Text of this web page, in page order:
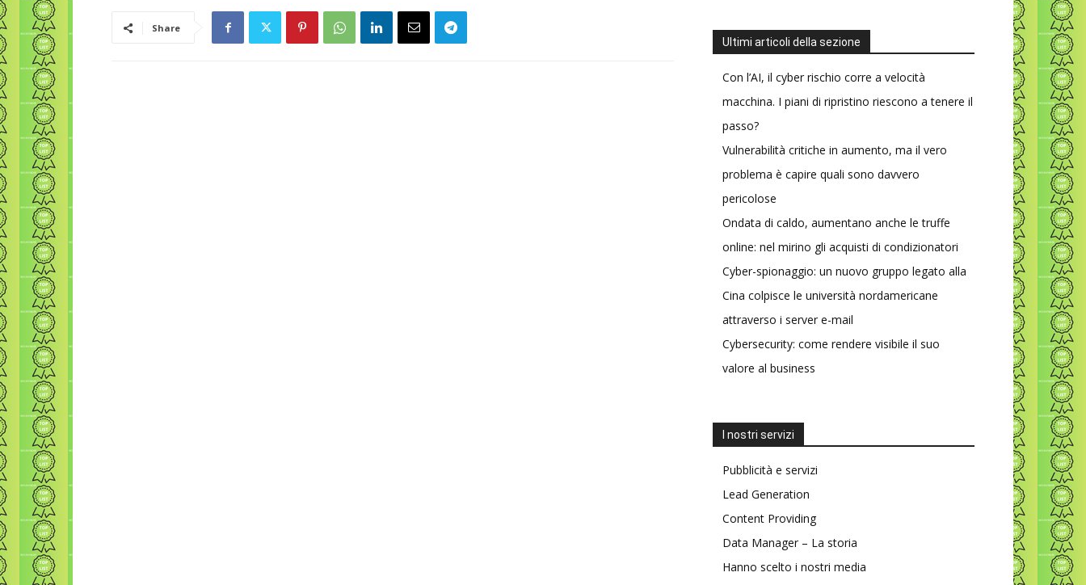
Share
Ultimi articoli della sezione
Con l’AI, il cyber rischio corre a velocità
macchina. I piani di ripristino riescono a tenere il
passo?
Vulnerabilità critiche in aumento, ma il vero
problema è capire quali sono davvero
pericolose
Ondata di caldo, aumentano anche le truffe
online: nel mirino gli acquisti di condizionatori
Cyber-spionaggio: un nuovo gruppo legato alla
Cina colpisce le università nordamericane
attraverso i server e-mail
Cybersecurity: come rendere visibile il suo
valore al business
I nostri servizi
Pubblicità e servizi
Lead Generation
Content Providing
Data Manager – La storia
Hanno scelto i nostri media